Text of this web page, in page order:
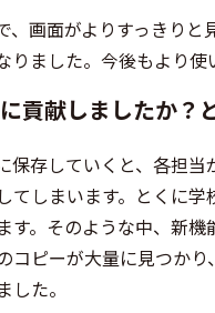
、画面がよりすっきり
りました。今後もより
貢献しましたか？
保存していくと、各担
てしまいます。とくに
す。そのような中、新
コピーが大量に見つか
た。